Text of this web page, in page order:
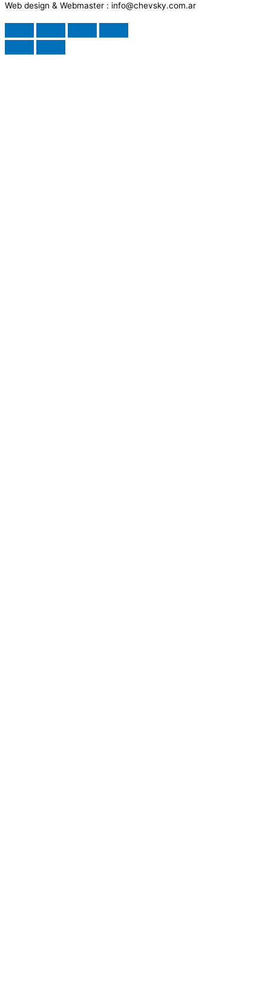
Web design & Webmaster : info@chevsky.com.ar